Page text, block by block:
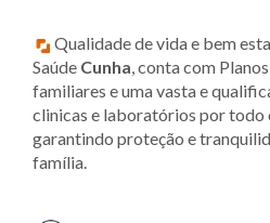
Qualidade de vida e bem
Saúde Cunha, conta com
familiares e uma vasta e
clinicas e laboratórios por
garantindo proteção e
família.